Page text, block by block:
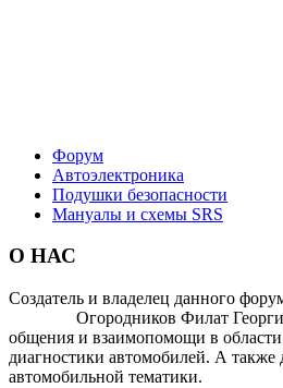
Форум
Автоэлектроника
Подушки безопасности
Мануалы и схемы SRS
О НАС
Создатель и владелец данного
Огородников Филат
общения и взаимопомощи в
диагностики автомобилей. А также
автомобильной тематики.